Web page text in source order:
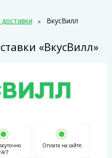
ВкусВилл
«ВкусВилл»
7
Оплата на сайте